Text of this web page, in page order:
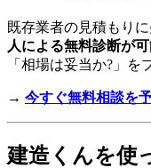
既存業者の見積もりに
人による無料診断が
「相場は妥当か?」を
→ 今すぐ無料相談を
建造くんを使